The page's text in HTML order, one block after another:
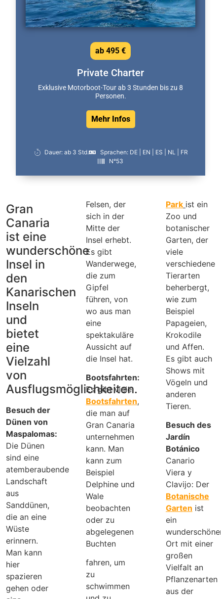
Private Charter
Exklusive Motorboot-Tour ab 3 Stunden bis zu 8
Personen.
Mehr Infos
ab 495 €
Dauer: ab 3 Std.
Sprachen: DE | EN | ES | NL | FR
N°53
Gran
Canaria
ist eine
wunderschöne
Insel in
den
Kanarischen
Inseln
und
bietet
eine
Vielzahl
von
Ausflugsmöglichkeiten.
Besuch der
Dünen von
Maspalomas:
Die Dünen
sind eine
atemberaubende
Landschaft
aus
Sanddünen,
die an eine
Wüste
erinnern.
Man kann
hier
spazieren
gehen oder
Felsen, der
sich in der
Mitte der
Insel erhebt.
Es gibt
Wanderwege,
die zum
Gipfel
führen, von
wo aus man
eine
spektakuläre
Aussicht auf
die Insel hat.
Bootsfahrten:
Es gibt viele
Bootsfahrten,
die man auf
Gran Canaria
unternehmen
kann. Man
kann zum
Beispiel
Delphine und
Wale
beobachten
oder zu
abgelegenen
Buchten
fahren, um
zu
schwimmen
Park ist ein
Zoo und
botanischer
Garten, der
viele
verschiedene
Tierarten
beherbergt,
wie zum
Beispiel
Papageien,
Krokodile
und Affen.
Es gibt auch
Shows mit
Vögeln und
anderen
Tieren.
Besuch des
Jardín
Botánico
Canario
Viera y
Clavijo: Der
Botanische
Garten ist
ein
Ort mit einer
großen
Vielfalt an
Pflanzenarten
aus der